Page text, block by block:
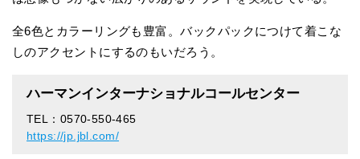
全6色とカラーリングも豊富。バックパックにつけて着こな
しのアクセントにするのもいだろう。
ハーマンインターナショナルコールセンター
TEL：0570-550-465
https://jp.jbl.com/